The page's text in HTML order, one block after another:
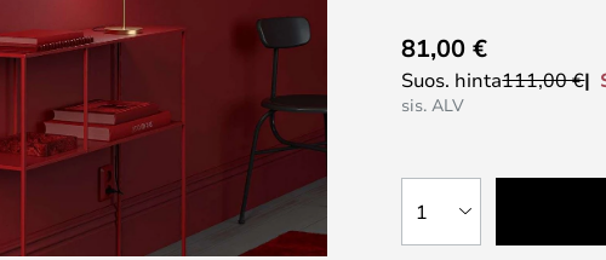
81,00 €
Suos. hinta111,00 €
sis. ALV
1